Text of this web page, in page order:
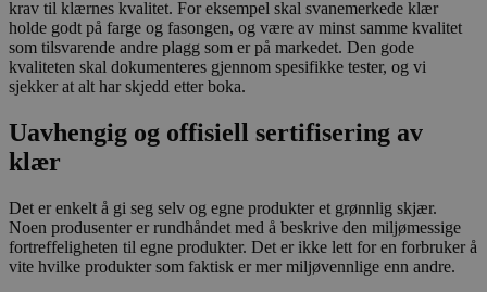
krav til klærnes kvalitet. For eksempel skal svanemerkede klær
holde godt på farge og fasongen, og være av minst samme kvalitet
som tilsvarende andre plagg som er på markedet. Den gode
kvaliteten skal dokumenteres gjennom spesifikke tester, og vi
sjekker at alt har skjedd etter boka.
Uavhengig og offisiell sertifisering av
klær
Det er enkelt å gi seg selv og egne produkter et grønnlig skjær.
Noen produsenter er rundhåndet med å beskrive den miljømessige
fortreffeligheten til egne produkter. Det er ikke lett for en forbruker å
vite hvilke produkter som faktisk er mer miljøvennlige enn andre.